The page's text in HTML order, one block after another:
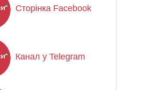
Сторінка Facebook
Канал у Telegram